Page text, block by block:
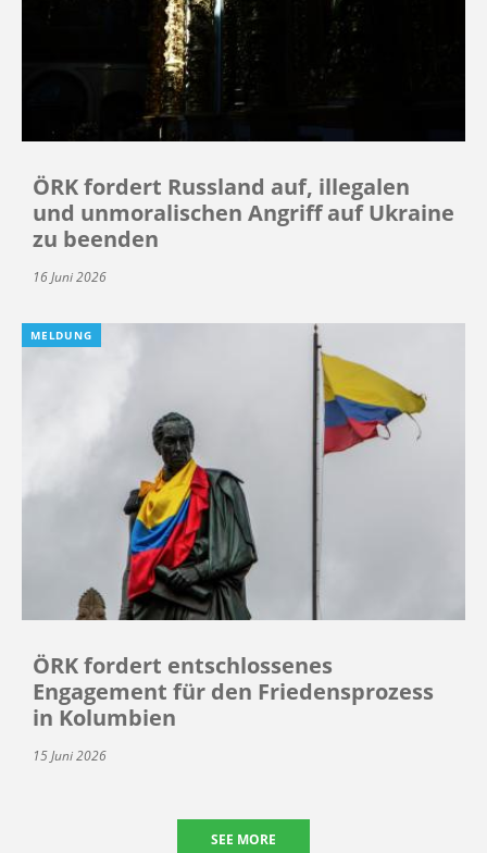
ÖRK fordert Russland auf, illegalen
und unmoralischen Angriff auf Ukraine
zu beenden
16 Juni 2026
MELDUNG
ÖRK fordert entschlossenes
Engagement für den Friedensprozess
in Kolumbien
15 Juni 2026
SEE MORE